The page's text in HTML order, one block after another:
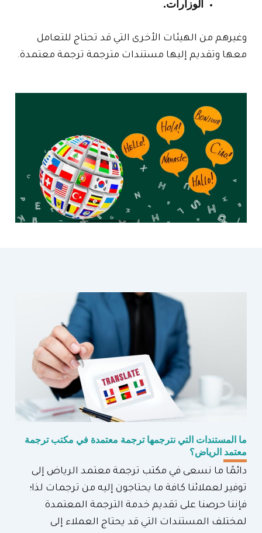
الوزارات.
وغيرهم من الهيئات الأخرى التي قد تحتاج للتعامل
معها وتقديم إليها مستندات مترجمة ترجمة معتمدة.
ما المستندات التي نترجمها ترجمة معتمدة في مكتب ترجمة
معتمد الرياض؟
دائمًا ما نسعى في مكتب ترجمة معتمد الرياض إلى
توفير لعملائنا كافة ما يحتاجون إليه من ترجمات لذا؛
فإننا حرصنا على تقديم خدمة الترجمة المعتمدة
لمختلف المستندات التي قد يحتاج العملاء إلى